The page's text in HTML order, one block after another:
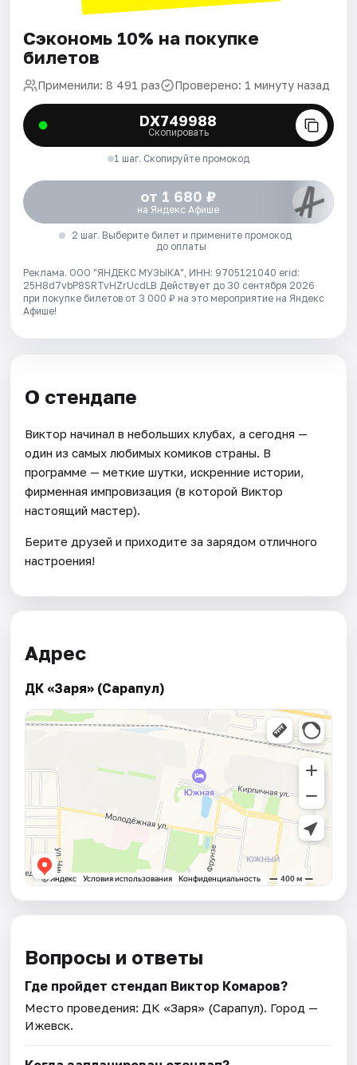
Сэкономь 10% на покупке
билетов
Применили: 8 491 раз Проверено: 1 минуту назад
DX749988
Скопировать
1 шаг. Скопируйте промокод
от 1 680 ₽
на Яндекс Афише
2 шаг. Выберите билет и примените промокод
до оплаты
Реклама. ООО "ЯНДЕКС МУЗЫКА", ИНН: 9705121040 erid:
25H8d7vbP8SRTvHZrUcdLB Действует до 30 сентября 2026
при покупке билетов от 3 000 ₽ на это мероприятие на Яндекс
Афише!
О стендапе
Виктор начинал в небольших клубах, а сегодня —
один из самых любимых комиков страны. В
программе — меткие шутки, искренние истории,
фирменная импровизация (в которой Виктор
настоящий мастер).
Берите друзей и приходите за зарядом отличного
настроения!
Адрес
ДК «Заря» (Сарапул)
Вопросы и ответы
Где пройдет стендап Виктор Комаров?
Место проведения: ДК «Заря» (Сарапул) . Город —
Ижевск.